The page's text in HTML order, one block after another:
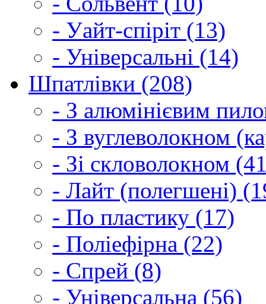
- Уайт-спіріт (13)
- Універсальні (14)
Шпатлівки (208)
- З алюмінієвим
- З вуглеволокном
- Зі скловолокном
- Лайт (полегшені)
- По пластику (17)
- Поліефірна (22)
- Спрей (8)
- Універсальна (56)